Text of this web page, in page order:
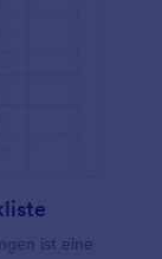
ist eine